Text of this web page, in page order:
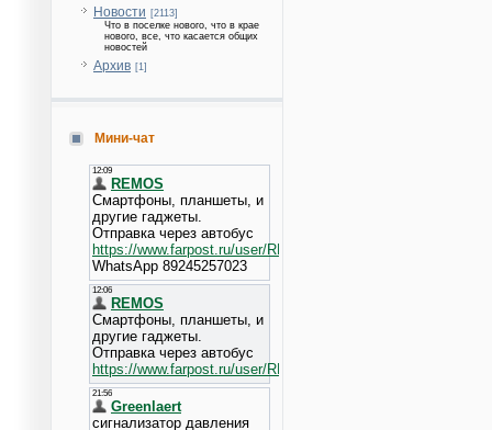
Новости [2113]
Что в поселке нового, что в крае
нового, все, что касается общих
новостей
Архив [1]
Мини-чат